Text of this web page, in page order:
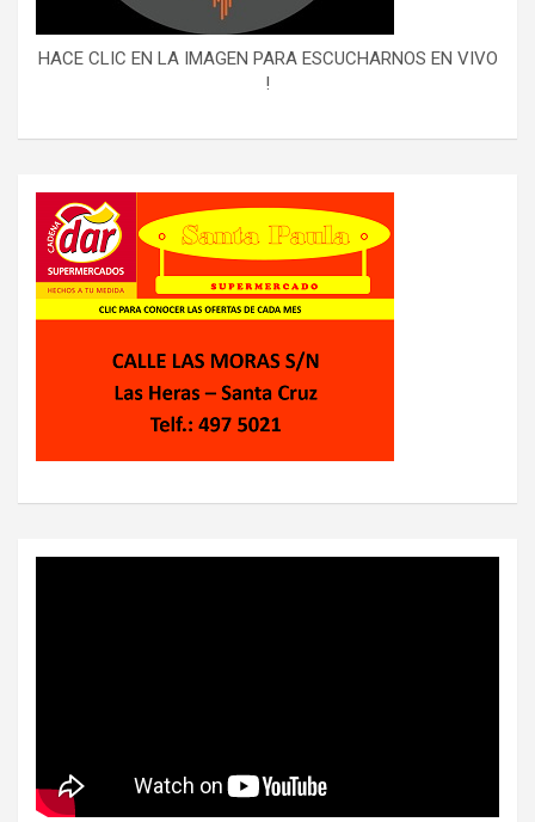
HACE CLIC EN LA IMAGEN PARA ESCUCHARNOS EN VIVO
!